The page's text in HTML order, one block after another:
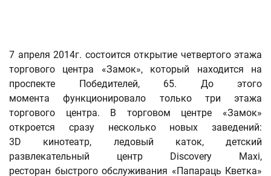
7 апреля 2014г. состоится открытие четвертого этажа
торгового центра «Замок», который находится на
проспекте Победителей, 65. До этого
момента функционировало только три этажа
торгового центра. В торговом центре «Замок»
откроется сразу несколько новых заведений:
3D кинотеатр, ледовый каток, детский
развлекательный центр Discovery Maxi,
ресторан быстрого обслуживания «Папараць Кветка»